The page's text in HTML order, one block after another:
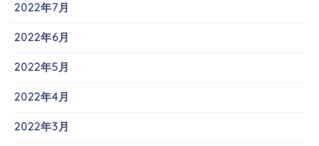
2022年7月
2022年6月
2022年5月
2022年4月
2022年3月